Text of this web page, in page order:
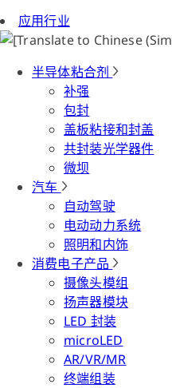
应用行业
半导体粘合剂
补强
包封
盖板粘接和封盖
共封装光学器件
微坝
汽车
自动驾驶
电动动力系统
照明和内饰
消费电子产品
摄像头模组
扬声器模块
LED 封装
microLED
AR/VR/MR
终端组装